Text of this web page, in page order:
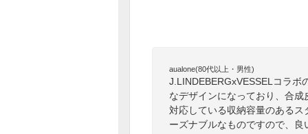
aualone(80代以上・男性)
J.LINDEBERGxVESSELコラボ
なデザインになっており、合
対応している収納容量のある
ーズナブルなものですので、